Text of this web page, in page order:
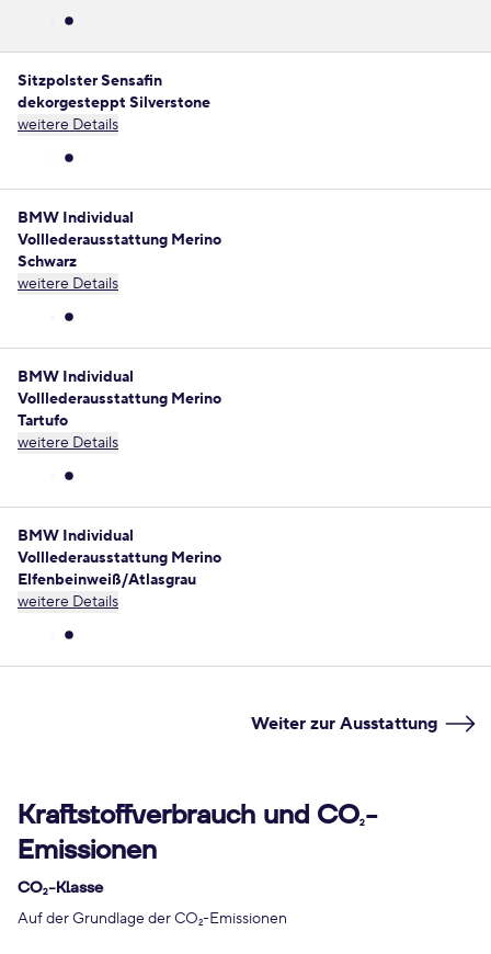
Sitzpolster Sensafin
dekorgesteppt Silverstone
weitere Details
BMW Individual
Volllederausstattung Merino
Schwarz
weitere Details
BMW Individual
Volllederausstattung Merino
Tartufo
weitere Details
BMW Individual
Volllederausstattung Merino
Elfenbeinweiß/Atlasgrau
weitere Details
Weiter zur Ausstattung
Kraftstoffverbrauch und CO2-
Emissionen
CO2-Klasse
Auf der Grundlage der CO2-Emissionen